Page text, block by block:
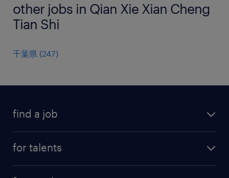
other jobs in Qian Xie Xian Cheng
Tian Shi
千葉県 (247)
find a job
for talents